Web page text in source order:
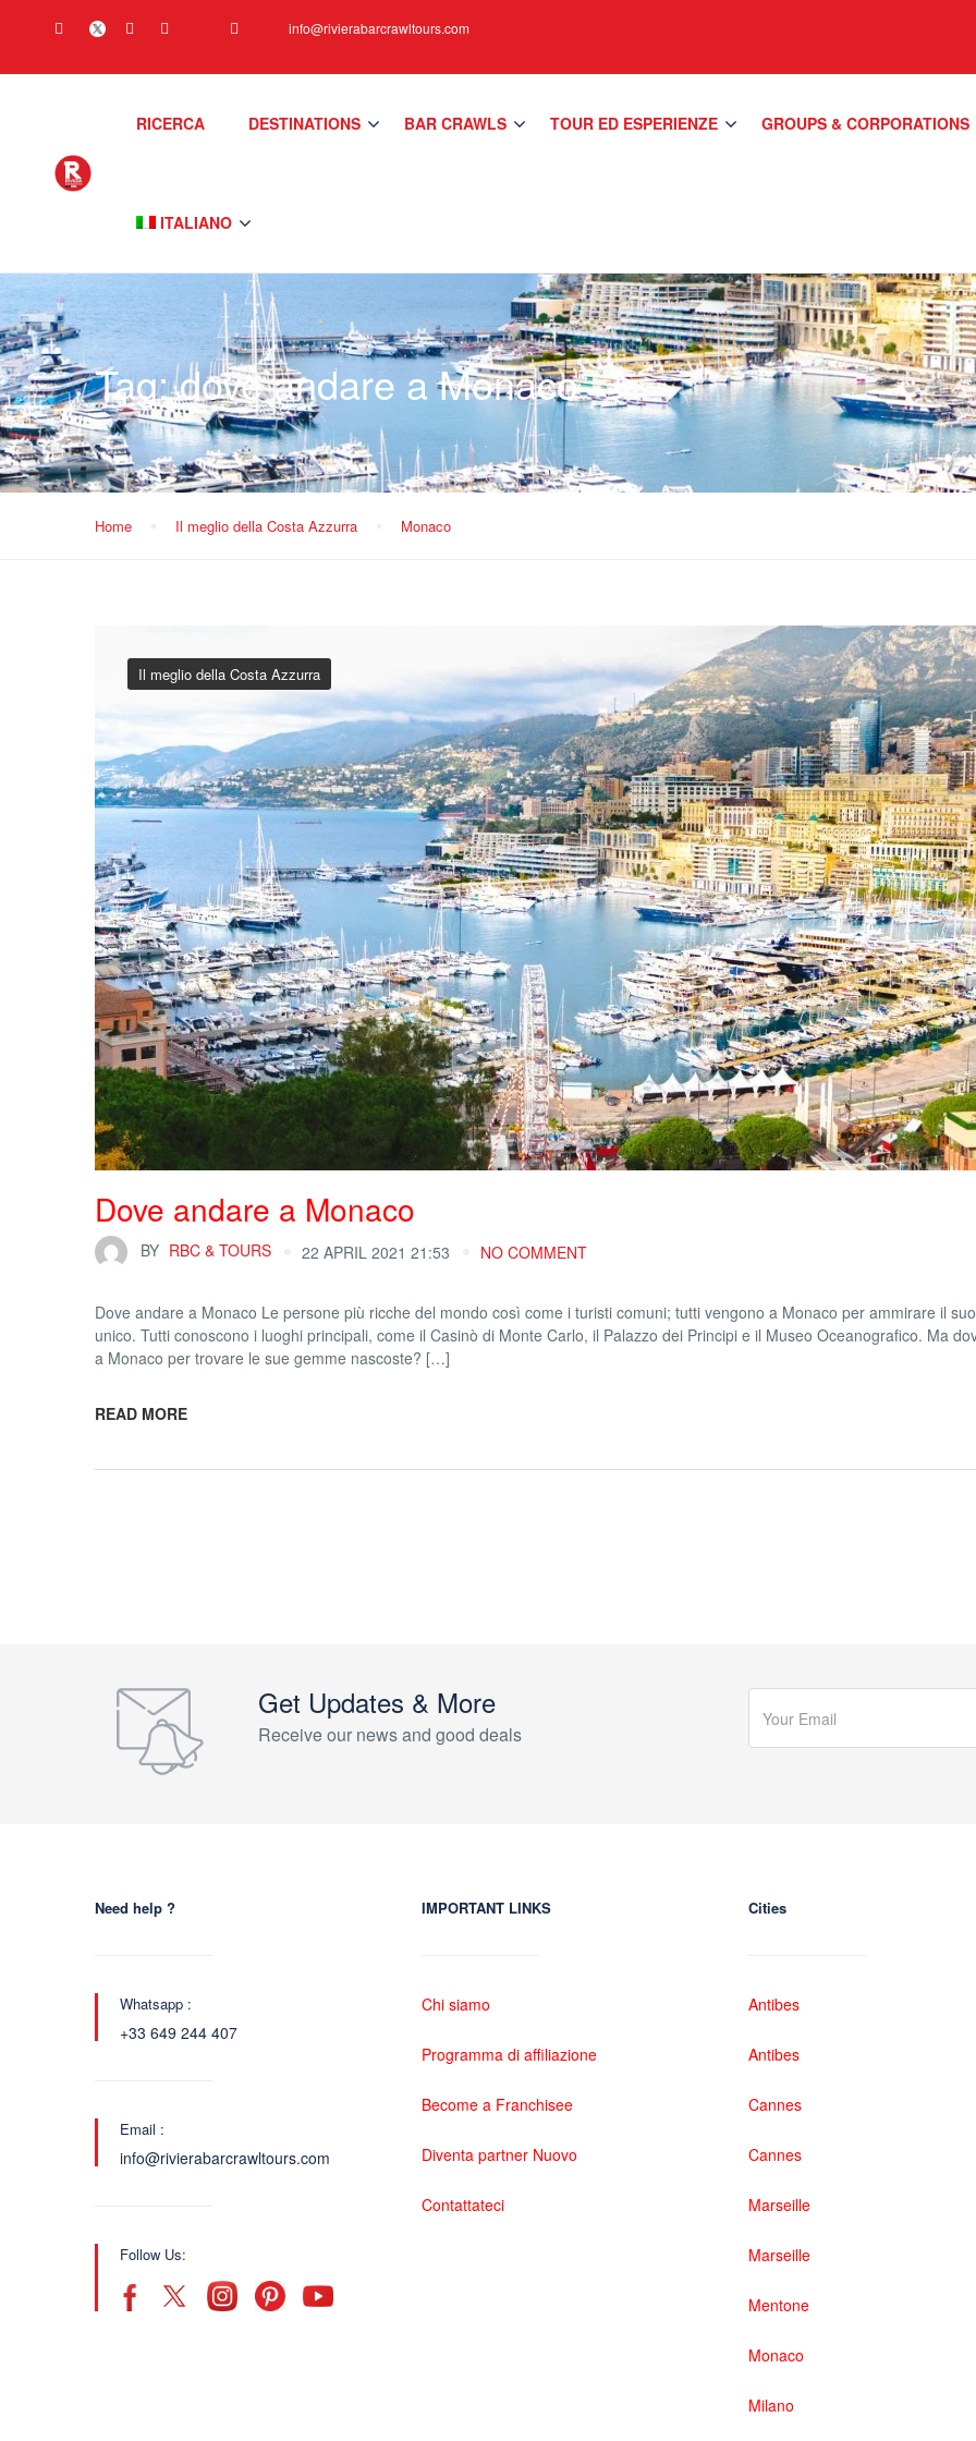
info@rivierabarcrawltours.com
RICERCA DESTINATIONS BAR CRAWLS TOUR ED ESPERIENZE GROUPS & CORPORATIONS
ITALIANO
Tag:dove andare a Monaco
Home Il meglio della Costa Azzurra Monaco
Il meglio della Costa Azzurra
Dove andare a Monaco
BY RBC & TOURS 22 APRIL 2021 21:53 NO COMMENT
Dove andare a Monaco Le persone più ricche del mondo così come i turisti comuni; tutti vengono a Monaco per ammirare il
unico. Tutti conoscono i luoghi principali, come il Casinò di Monte Carlo, il Palazzo dei Principi e il Museo Oceanografico. Ma
a Monaco per trovare le sue gemme nascoste? […]
READ MORE
Get Updates & More
Receive our news and good deals
Need help ?
Whatsapp :
+33 649 244 407
Email :
info@rivierabarcrawltours.com
Follow Us:
IMPORTANT LINKS
Chi siamo
Programma di affiliazione
Become a Franchisee
Diventa partner Nuovo
Contattateci
Cities
Antibes
Antibes
Cannes
Cannes
Marseille
Marseille
Mentone
Monaco
Milano